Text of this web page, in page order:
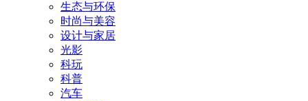
生态与环保
时尚与美容
设计与家居
光影
科玩
科普
汽车